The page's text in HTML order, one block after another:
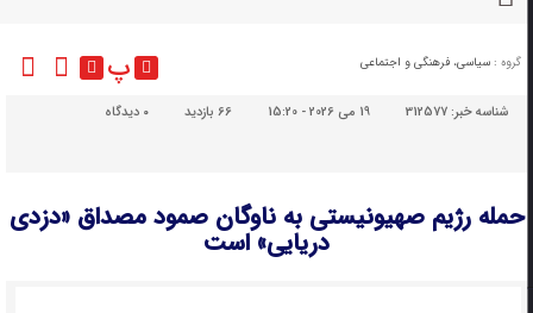
گروه : سیاسی، فرهنگی و اجتماعی پ
شناسه خبر:312577 19 می 2026 - 15:20 66 بازدید دیدگاه
حمله رژیم صهیونیستی به ناوگان صمود مصداق «دزدی
دریایی» است